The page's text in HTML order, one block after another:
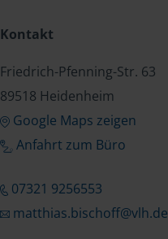
Kontakt
Friedrich-Pfenning-Str. 63
89518 Heidenheim
Google Maps zeigen
Anfahrt zum Büro
07321 9256553
matthias.bischoff@vlh.de